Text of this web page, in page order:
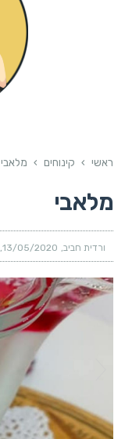
ראשי › קינוחים › מלאבי
מלאבי
ורדית חביב 13/05/2020